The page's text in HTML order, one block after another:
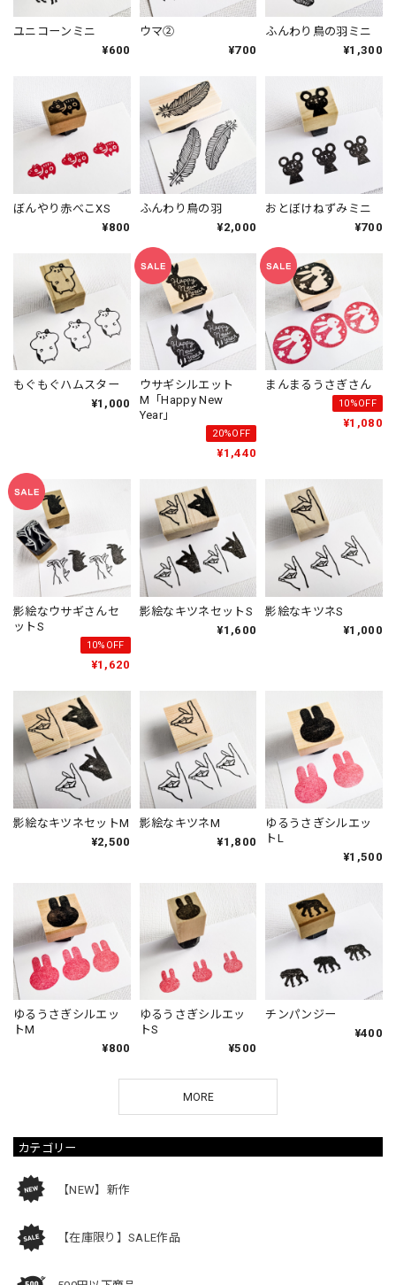
カテゴリー
【NEW】新作
【在庫限り】SALE作品
ユニコーンミニ
¥600
ウマ②
¥700
ふんわり鳥の羽ミニ
¥1,300
ぼんやり赤べこXS
¥800
ふんわり鳥の羽
¥2,000
おとぼけねずみミニ
¥700
もぐもぐハムスター
¥1,000
ウサギシルエット
M「Happy New
Year」
20%OFF
¥1,440
まんまるうさぎさん
10%OFF
¥1,080
影絵なウサギさんセ
ットS
10%OFF
¥1,620
影絵なキツネセットS
¥1,600
影絵なキツネS
¥1,000
影絵なキツネセットM
¥2,500
影絵なキツネM
¥1,800
ゆるうさぎシルエッ
トL
¥1,500
ゆるうさぎシルエッ
トM
¥800
ゆるうさぎシルエッ
トS
¥500
チンパンジー
¥400
MORE